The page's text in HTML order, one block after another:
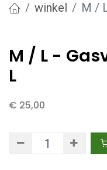
winkel M /
M / L -
L
€ 25,00